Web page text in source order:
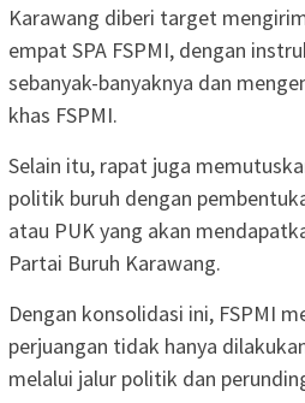
Karawang diberi target
empat SPA FSPMI, dengan
sebanyak-banyaknya dan
khas FSPMI.
Selain itu, rapat juga
politik buruh dengan
atau PUK yang akan
Partai Buruh Karawang.
Dengan konsolidasi ini, FSPMI
perjuangan tidak hanya
melalui jalur politik dan